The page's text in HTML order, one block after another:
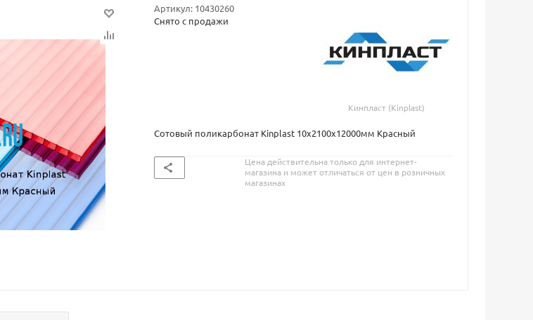
Артикул: 10430260
Снято с продажи
Кинпласт (Kinplast)
Сотовый поликарбонат Kinplast 10х2100х12000мм Красный
Цена действительна только для интернет-
магазина и может отличаться от цен в розничных
магазинах